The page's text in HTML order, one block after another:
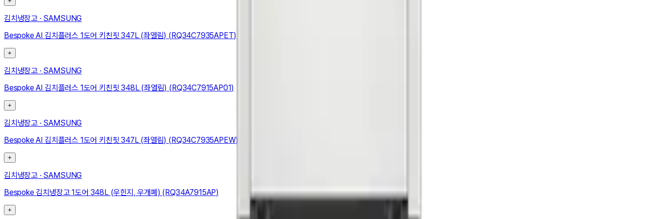
김치냉장고 · SAMSUNG
Bespoke AI 김치플러스 1도어 키친핏 347L (좌열림) (RQ34C7935APET)
+
김치냉장고 · SAMSUNG
Bespoke AI 김치플러스 1도어 키친핏 348L (좌열림) (RQ34C7915AP01)
+
김치냉장고 · SAMSUNG
Bespoke AI 김치플러스 1도어 키친핏 347L (좌열림) (RQ34C7935APEW)
+
김치냉장고 · SAMSUNG
Bespoke 김치냉장고 1도어 348L (우힌지, 우개폐) (RQ34A7915AP)
+